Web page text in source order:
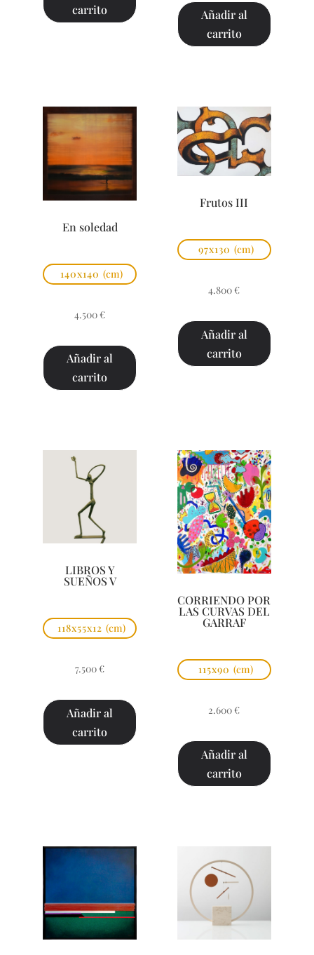
carrito
Añadir al
carrito
En soledad
140x140 (cm)
4.500 €
Añadir al
carrito
Frutos III
97x130 (cm)
4.800 €
Añadir al
carrito
LIBROS Y
SUEÑOS V
118x55x12 (cm)
7.500 €
Añadir al
carrito
CORRIENDO POR
LAS CURVAS DEL
GARRAF
115x90 (cm)
2.600 €
Añadir al
carrito